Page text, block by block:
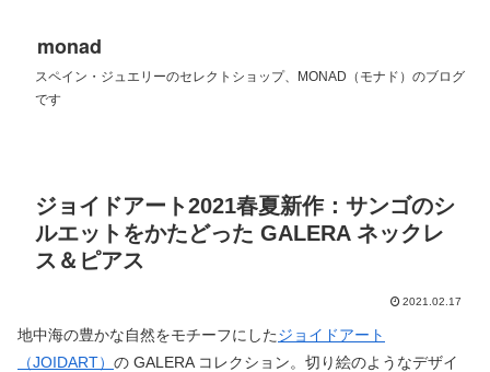
monad
スペイン・ジュエリーのセレクトショップ、MONAD（モナド）のブログ
です
ジョイドアート2021春夏新作：サンゴのシ
ルエットをかたどった GALERA ネックレ
ス＆ピアス
2021.02.17
地中海の豊かな自然をモチーフにしたジョイドアート
（JOIDART） の GALERA コレクション。切り絵のようなデザイ